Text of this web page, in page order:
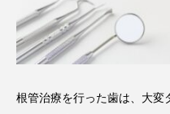
根管治療を行った歯は、大変